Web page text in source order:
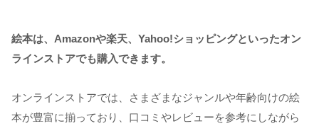
絵本は、Amazonや楽天、Yahoo!ショッピングといったオン
ラインストアでも購入できます。
オンラインストアでは、さまざまなジャンルや年齢向けの絵
本が豊富に揃っており、口コミやレビューを参考にしながら